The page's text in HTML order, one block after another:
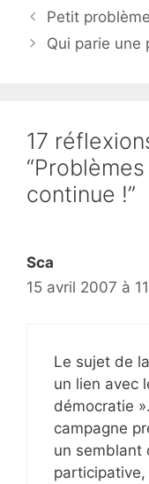
Petit
Qui parie une
17
continue !”
Sca
15 avril 2007 à
Le sujet de
un lien avec
démocratie
campagne
un semblant